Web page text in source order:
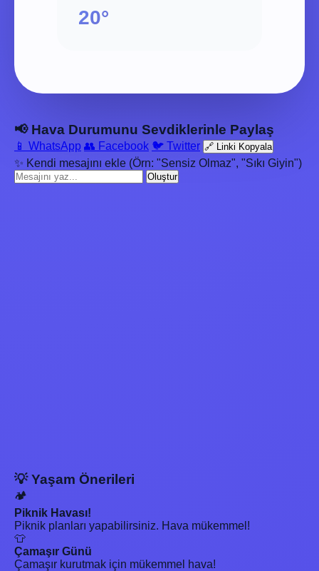
20°
📢 Hava Durumunu Sevdiklerinle Paylaş
📱 WhatsApp 👥 Facebook 🐦 Twitter 🔗 Linki Kopyala
✨ Kendi mesajını ekle (Örn: "Sensiz Olmaz", "Sıkı Giyin")
Oluştur
💡 Yaşam Önerileri
🏕️
Piknik Havası!
Piknik planları yapabilirsiniz. Hava mükemmel!
👕
Çamaşır Günü
Çamaşır kurutmak için mükemmel hava!